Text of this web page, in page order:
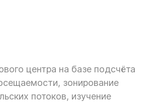
центра на базе подсчёта
зонирование
потоков, изучение